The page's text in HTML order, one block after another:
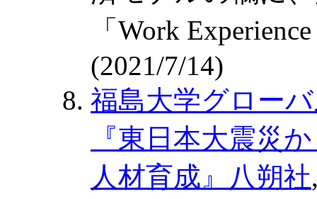
「Work
(2021/7/14)
福島大学グロー
『東日本大震災
人材育成』八朔社